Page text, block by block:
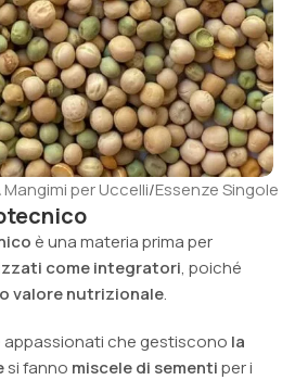
per Uccelli/Essenze Singole
è una materia prima per
come integratori, poiché
valore nutrizionale.
appassionati che gestiscono la
si fanno miscele di sementiper i